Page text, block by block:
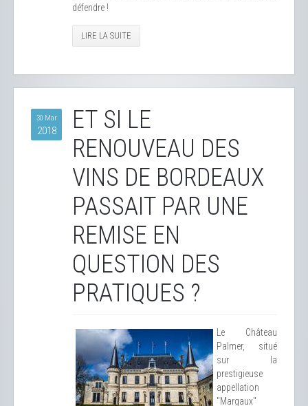
défendre !
LIRE LA SUITE
30 Mar
2018
ET SI LE
RENOUVEAU DES
VINS DE BORDEAUX
PASSAIT PAR UNE
REMISE EN
QUESTION DES
PRATIQUES ?
Le Château
Palmer, situé
sur la
prestigieuse
appellation
"Margaux"